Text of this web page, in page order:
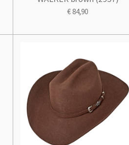
€ 84,90